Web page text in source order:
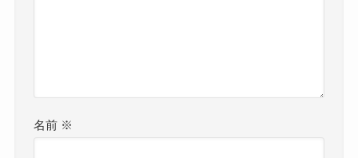
名前 ※